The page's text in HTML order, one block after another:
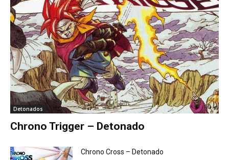
Detonados
Chrono Trigger – Detonado
Chrono Cross – Detonado